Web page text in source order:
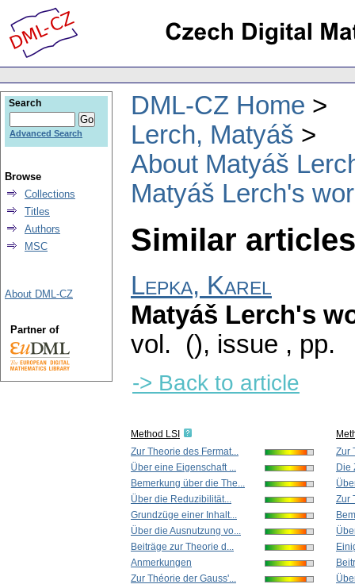
DML-CZ Home
Lerch, Matyáš
About Matyáš
Matyáš Lerch's
Similar
Lepka, Karel
Matyáš Lerch's
vol. (), issue , pp.
-> Back to article
Method LSI
Zur Theorie des Fermat...
Über eine Eigenschaft ...
Bemerkung über die The...
Über die Reduzibilität...
Grundzüge einer Inhalt...
Über die Ausnutzung vo...
Beiträge zur Theorie d...
Anmerkungen
Zur Théorie der Gauss'...
Zur
Die
Zur
Search
Advanced Search
Browse
Collections
Titles
Authors
MSC
About DML-CZ
Partner of